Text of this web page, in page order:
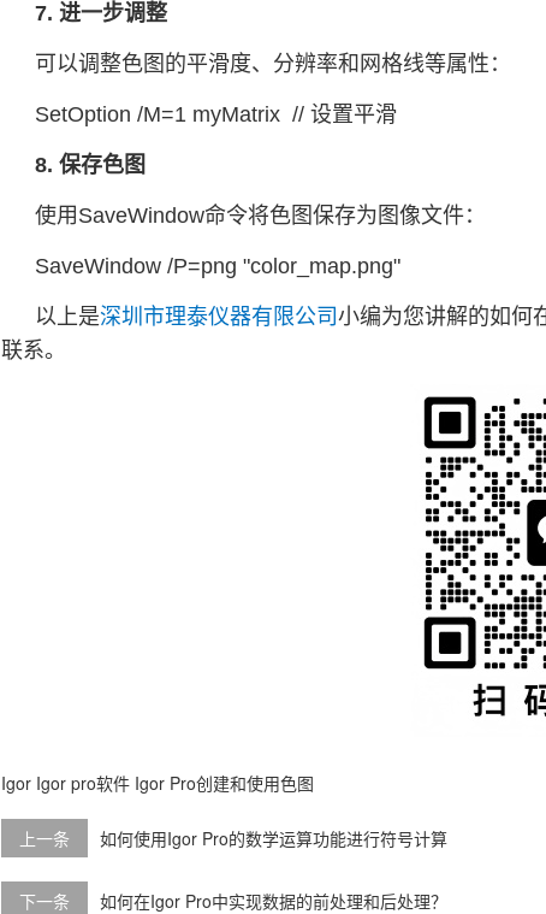
7. 进一步调整
可以调整色图的平滑度、分辨率和网格线等属性：
SetOption /M=1 myMatrix // 设置平滑
8. 保存色图
使用SaveWindow命令将色图保存为图像文件：
SaveWindow /P=png "color_map.png"
以上是深圳市理泰仪器有限公司 小编为您讲解的如何
联系。
Igor Igor pro软件 Igor Pro创建和使用色图
上一条 如何使用Igor Pro的数学运算功能进行符号计算
下一条 如何在Igor Pro中实现数据的前处理和后处理？